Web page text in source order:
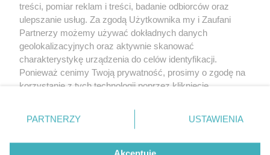
O nas
treści, pomiar reklam i treści, badanie odbiorców oraz
ulepszanie usług. Za zgodą Użytkownika my i Zaufani
Partnerzy możemy używać dokładnych danych
geolokalizacyjnych oraz aktywnie skanować
charakterystykę urządzenia do celów identyfikacji.
Ponieważ cenimy Twoją prywatność, prosimy o zgodę na
korzystanie z tych technologii poprzez kliknięcie
zmienić/wycofać klikając przycisk ustawień prywatności
znajdujący się w lewym dolnym rogu strony
rodzaje przetwarzania danych nie wymagają zgody
PARTNERZY USTAWIENIA
Akceptuję